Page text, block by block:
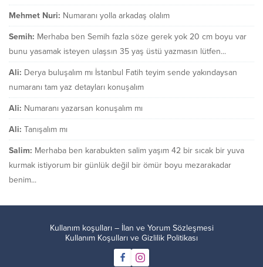
Mehmet Nuri: Numaranı yolla arkadaş olalım
Semih: Merhaba ben Semih fazla söze gerek yok 20 cm boyu var
bunu yasamak isteyen ulaşsın 35 yaş üstü yazmasın lütfen...
Ali: Derya buluşalım mı İstanbul Fatih teyim sende yakındaysan
numaranı tam yaz detayları konuşalım
Ali: Numaranı yazarsan konuşalım mı
Ali: Tanışalım mı
Salim: Merhaba ben karabukten salim yaşım 42 bir sıcak bir yuva
kurmak istiyorum bir günlük değil bir ömür boyu mezarakadar
benim...
Kullanım koşulları – İlan ve Yorum Sözleşmesi
Kullanım Koşulları ve Gizlilik Politikası